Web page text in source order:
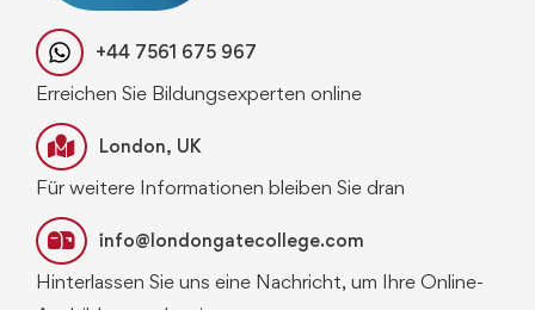
+44 7561 675 967
Erreichen Sie Bildungsexperten online
London, UK
Für weitere Informationen bleiben Sie dran
info@londongatecollege.com
Hinterlassen Sie uns eine Nachricht, um Ihre Online-